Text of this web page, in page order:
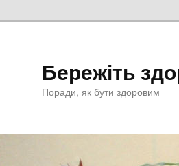
Бережіть
Поради, як бути здоровим